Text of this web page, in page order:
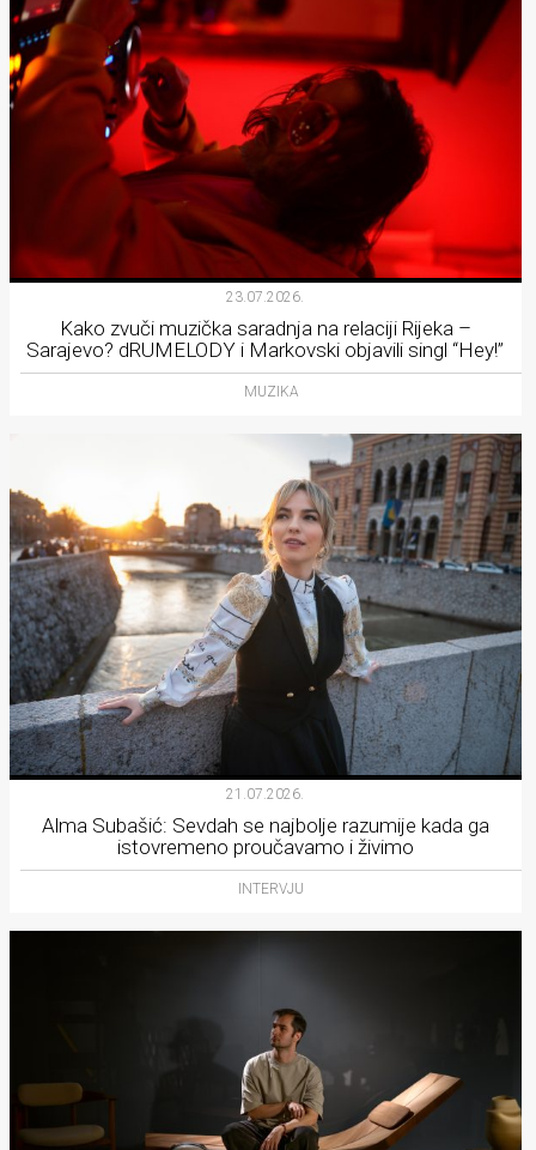
23.07.2026.
Kako zvuči muzička saradnja na relaciji Rijeka –
Sarajevo? dRUMELODY i Markovski objavili singl “Hey!”
MUZIKA
21.07.2026.
Alma Subašić: Sevdah se najbolje razumije kada ga
istovremeno proučavamo i živimo
INTERVJU